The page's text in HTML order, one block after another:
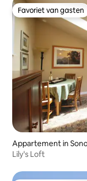
Favoriet van gasten
Favoriet van gasten
Appartement in
Lily's Loft